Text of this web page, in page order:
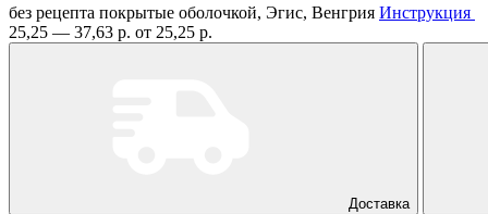
без рецепта покрытые оболочкой, Эгис, Венгрия Инструкция
25,25 — 37,63 р. от 25,25 р.
Доставка